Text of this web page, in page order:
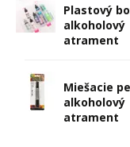
Plastový
alkoholový
atrament
Miešacie
alkoholový
atrament